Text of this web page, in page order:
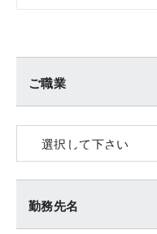
ご職業
勤務先名